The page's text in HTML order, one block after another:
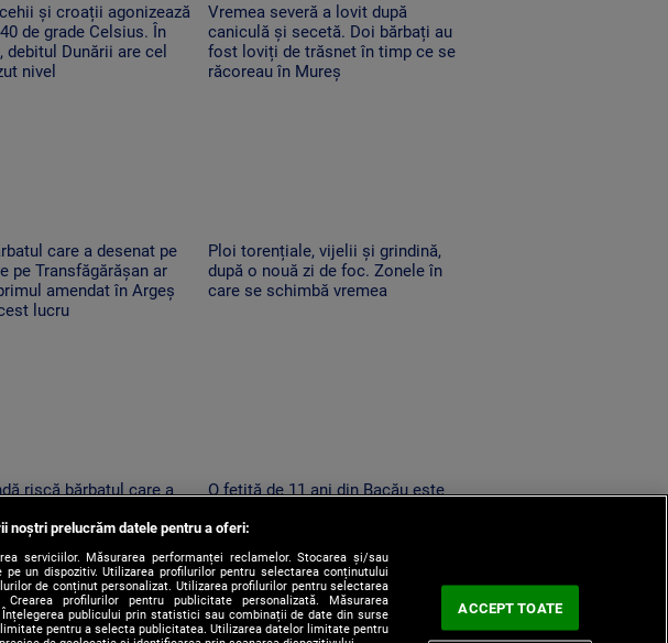
și croații agonizează
de grade Celsius. În
debitul Dunării are cel
nivel
Vremea severă a lovit după
caniculă și secetă. Doi bărbați au
fost loviți de trăsnet în timp ce se
răcoreau în Mureș
care a desenat pe
pe Transfăgărășan ar
amendat în Argeș
lucru
Ploi torențiale, vijelii și grindină,
după o nouă zi de foc. Zonele în
care se schimbă vremea
riscă bărbatul care a
Ar putea fi obligat
„opera”
O fetiță de 11 ani din Bacău este
jandarmi și pompieri, după ce a
dispărut de acasă
noștri prelucrăm datele pentru a oferi:
serviciilor. Măsurarea performanței reclamelor. Stocarea și/sau
pe un dispozitiv. Utilizarea profilurilor pentru selectarea conținutului
de conținut personalizat. Utilizarea profilurilor pentru selectarea
Crearea profilurilor pentru publicitate personalizată. Măsurarea
publicului prin statistici sau combinații de date din surse
pentru a selecta publicitatea. Utilizarea datelor limitate pentru
ACCEPT TOATE